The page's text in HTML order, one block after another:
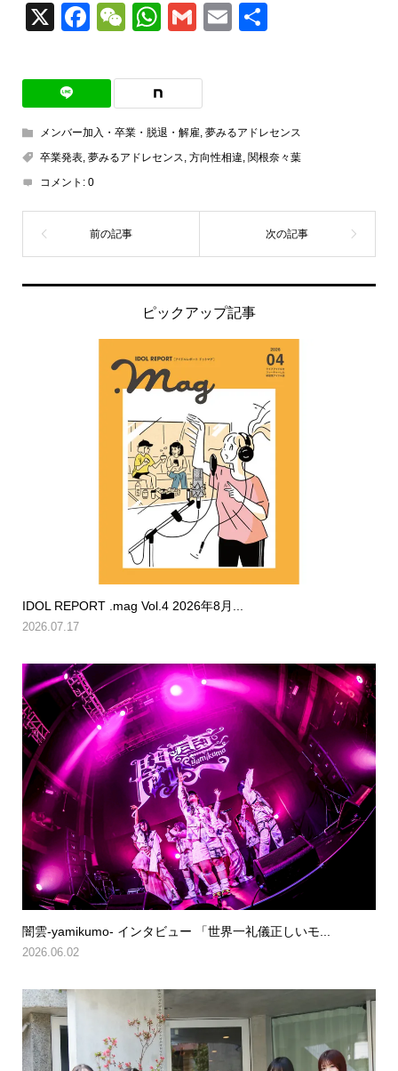
X Facebook
WeChat
WhatsApp
GmailEmail
メンバー加入・卒業・脱退・解雇, 夢みるアドレセンス
卒業発表, 夢みるアドレセンス 方向性相違 関根奈々葉
コメント: 0
ピックアップ記事
IDOL REPORT .mag Vol.4 2026年8月...
2026.07.17
闇雲-yamikumo- インタビュー 「世界一礼儀正しいモ...
2026.06.02